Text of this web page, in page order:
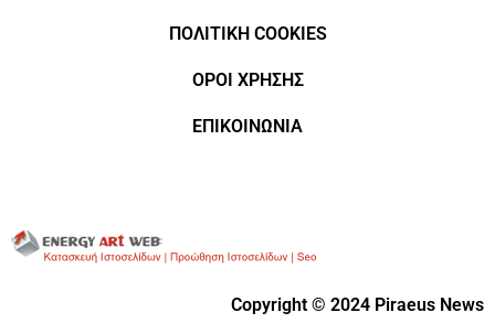
ΠΟΛΙΤΙΚΗ COOKIES
ΟΡΟΙ ΧΡΗΣΗΣ
ΕΠΙΚΟΙΝΩΝΙΑ
Copyright © 2024 Piraeus News